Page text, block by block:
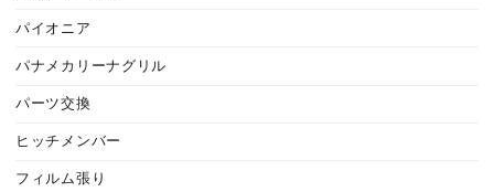
パイオニア
パナメカリーナグリル
パーツ交換
ヒッチメンバー
フィルム張り